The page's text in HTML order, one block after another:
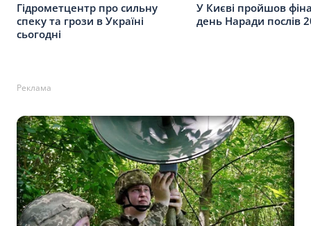
Гідрометцентр про сильну
спеку та грози в Україні
сьогодні
У Києві пройшов
день Наради послів
Реклама